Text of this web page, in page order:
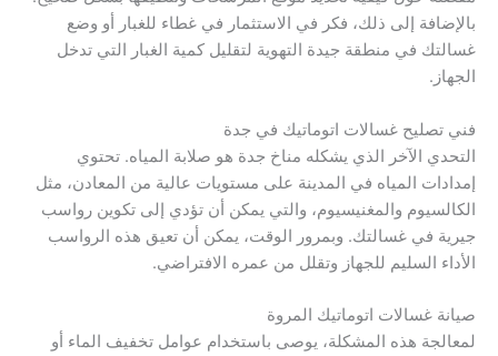
بالإضافة إلى ذلك، فكر في الاستثمار في غطاء للغبار أو وضع
غسالتك في منطقة جيدة التهوية لتقليل كمية الغبار التي تدخل
الجهاز.
فني تصليح غسالات اتوماتيك في جدة
التحدي الآخر الذي يشكله مناخ جدة هو صلابة المياه. تحتوي
إمدادات المياه في المدينة على مستويات عالية من المعادن، مثل
الكالسيوم والمغنيسيوم، والتي يمكن أن تؤدي إلى تكوين رواسب
جيرية في غسالتك. وبمرور الوقت، يمكن أن تعيق هذه الرواسب
الأداء السليم للجهاز وتقلل من عمره الافتراضي.
صيانة غسالات اتوماتيك المروة
لمعالجة هذه المشكلة، يوصى باستخدام عوامل تخفيف الماء أو